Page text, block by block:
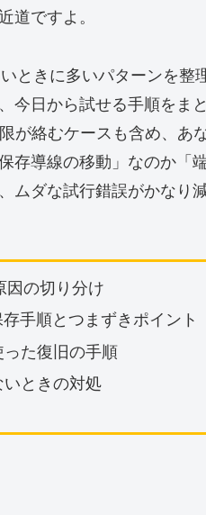
ですよ。
ときに多いパターンを整
今日から試せる手順をま
が絡むケースも含め、あ
存導線の移動」なのか「
ダな試行錯誤がかなり減
因の切り分け
手順とつまずきポイント
た復旧の手順
ときの対処